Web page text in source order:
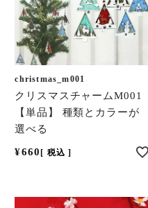
christmas_m001
クリスマスチャームM001
【単品】 種類とカラーが
選べる
¥660 税込